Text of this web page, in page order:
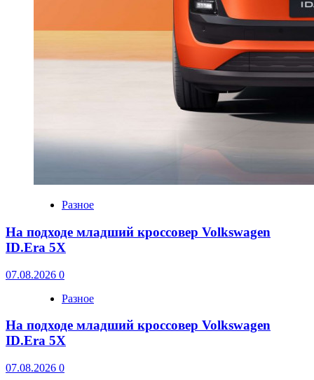
Разное
На подходе младший кроссовер Volkswagen
ID.Era 5X
07.08.2026 0
Разное
На подходе младший кроссовер Volkswagen
ID.Era 5X
07.08.2026 0